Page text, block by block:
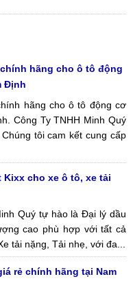
hãng cho ô tô động
Định
hãng cho ô tô động cơ
Công Ty TNHH Minh Quý
tôi cam kết cung cấp
cho xe ô tô, xe tải
Quý tự hào là Đại lý dầu
cao phù hợp với tất cả
tải nặng, Tải nhẹ, với đa...
rẻ chính hãng tại Nam